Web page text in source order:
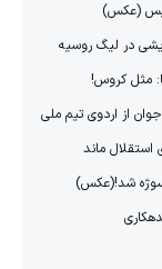
(عکس)
در لیگ روسیه
مثل کروس!
از اردوی تیم ملی
استقلال ماند
سوژه شد!(عکس)